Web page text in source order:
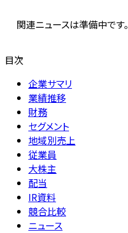
関連ニュースは準備中です。
目次
企業サマリ
業績推移
財務
セグメント
地域別売上
従業員
大株主
配当
IR資料
競合比較
ニュース